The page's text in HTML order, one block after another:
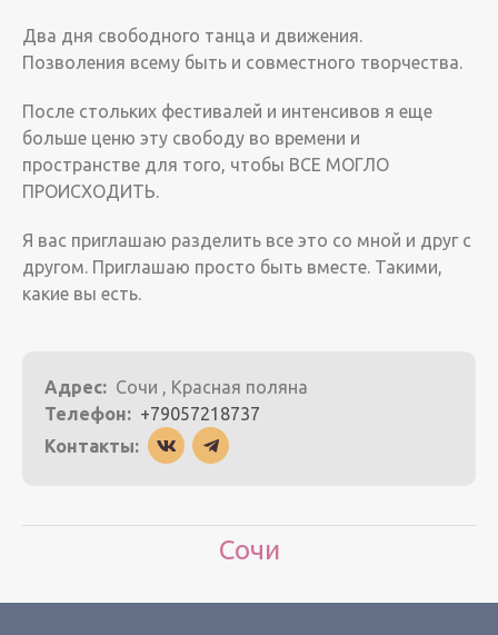
Два дня свободного танца и движения.
Позволения всему быть и совместного творчества.
После стольких фестивалей и интенсивов я еще
больше ценю эту свободу во времени и
пространстве для того, чтобы ВСЕ МОГЛО
ПРОИСХОДИТЬ.
Я вас приглашаю разделить все это со мной и друг с
другом. Приглашаю просто быть вместе. Такими,
какие вы есть.
Адрес: Сочи , Красная поляна
Телефон: +79057218737
Контакты:
Сочи